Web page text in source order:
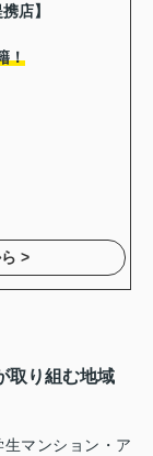
店】
！
>
取り組む地域
マンション・ア